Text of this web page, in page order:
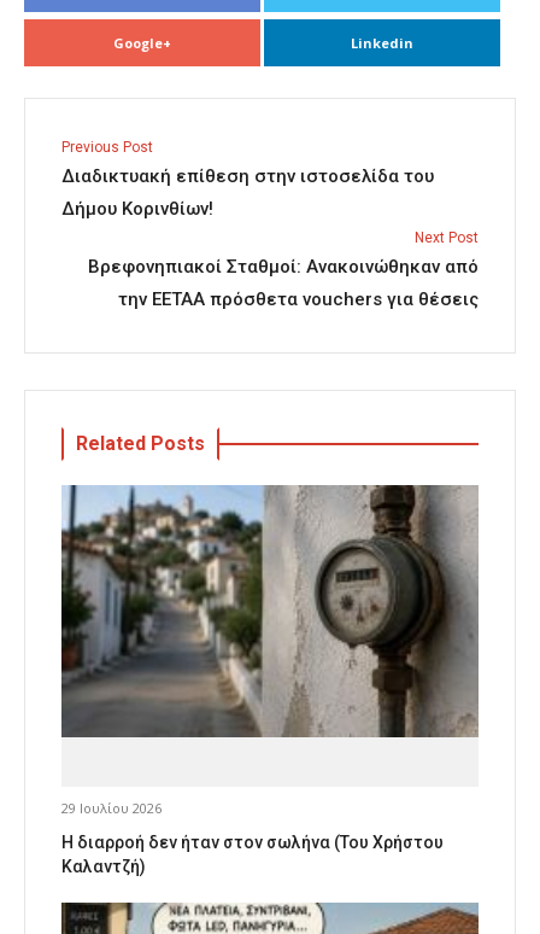
Google+ Linkedin
Previous Post
Διαδικτυακή επίθεση στην ιστοσελίδα του
Δήμου Κορινθίων!
Next Post
Βρεφονηπιακοί Σταθμοί: Ανακοινώθηκαν από
την ΕΕΤΑΑ πρόσθετα vouchers για θέσεις
Related Posts
29 Ιουλίου 2026
Η διαρροή δεν ήταν στον σωλήνα (Του Χρήστου
Καλαντζή)